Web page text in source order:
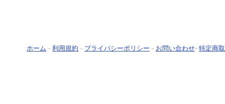
ホーム - 利用規約 - プライバシーポリシー - お問い合わせ- 特定商